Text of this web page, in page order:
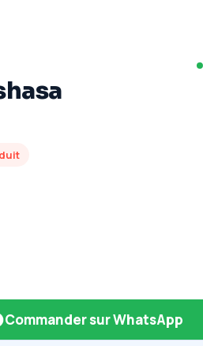
Commander sur WhatsApp